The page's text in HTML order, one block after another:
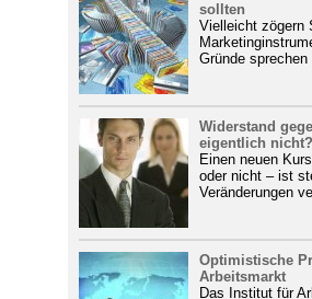
sollten
Vielleicht zögern
Gründe
Widerstand
eigentlich nicht?
Einen neuen
oder nicht – ist
Veränderungen
Optimistische
Arbeitsmarkt
Das Institut für